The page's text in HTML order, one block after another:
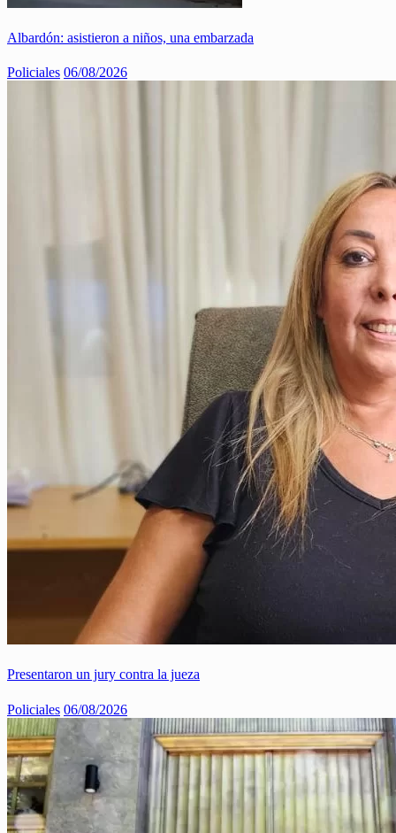
Albardón: asistieron a niños, una embarzada
Policiales 06/08/2026
Presentaron un jury contra la jueza
Policiales 06/08/2026